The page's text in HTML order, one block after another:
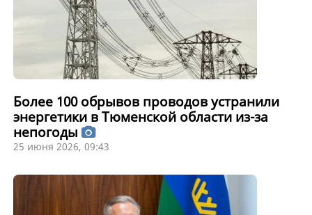
Более 100 обрывов проводов устранили
энергетики в Тюменской области из-за
непогоды
25 июня 2026, 09:43